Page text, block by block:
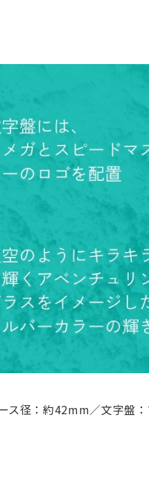
ス径：約42mm／文字盤